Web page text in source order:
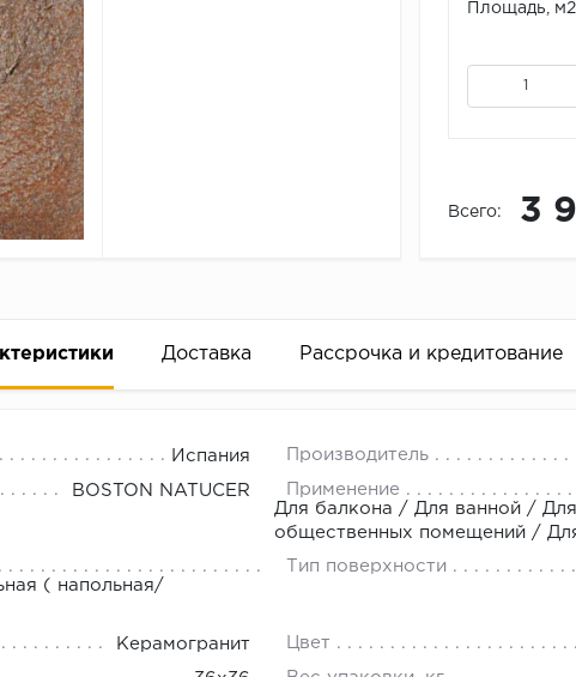
Площадь, м2
Всего: 3
Доставка Рассрочка и кредитование
Испания Производитель
BOSTON NATUCER
Применение
Для балкона / Для ванной /
общественных помещений /
( напольная/
Тип поверхности
Керамогранит Цвет
деньгами
за 2 минуты прямо в форме заявки на той же странице